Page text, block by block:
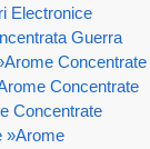
Electronice
Guerra
Arome Concentrate
Concentrate
Concentrate
»Arome